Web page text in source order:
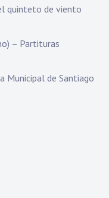
quinteto de viento
– Partituras
Municipal de Santiago